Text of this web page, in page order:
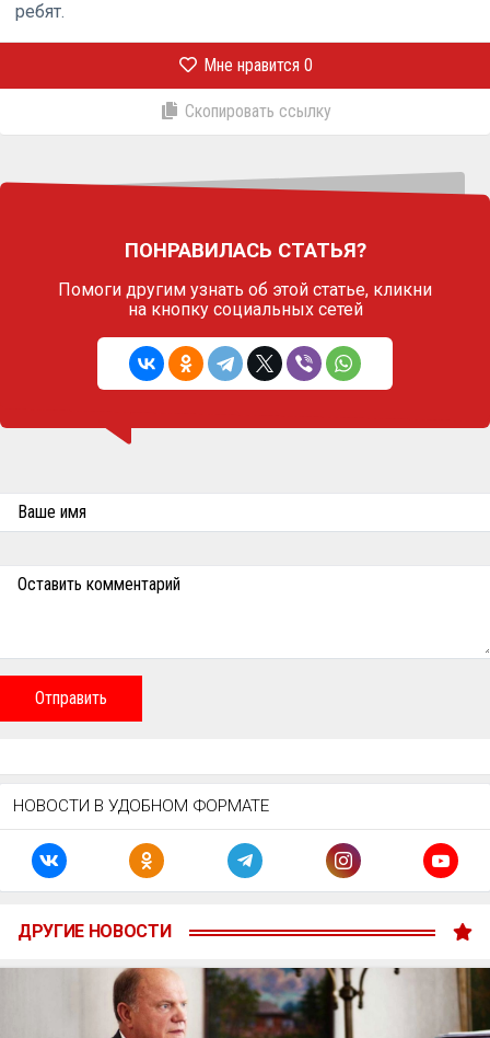
ребят.
Мне нравится 0
Скопировать ссылку
ПОНРАВИЛАСЬ СТАТЬЯ?
Помоги другим узнать об этой статье, кликни
на кнопку социальных сетей
Ваше имя
Оставить комментарий
Отправить
НОВОСТИ В УДОБНОМ ФОРМАТЕ
ДРУГИЕ НОВОСТИ